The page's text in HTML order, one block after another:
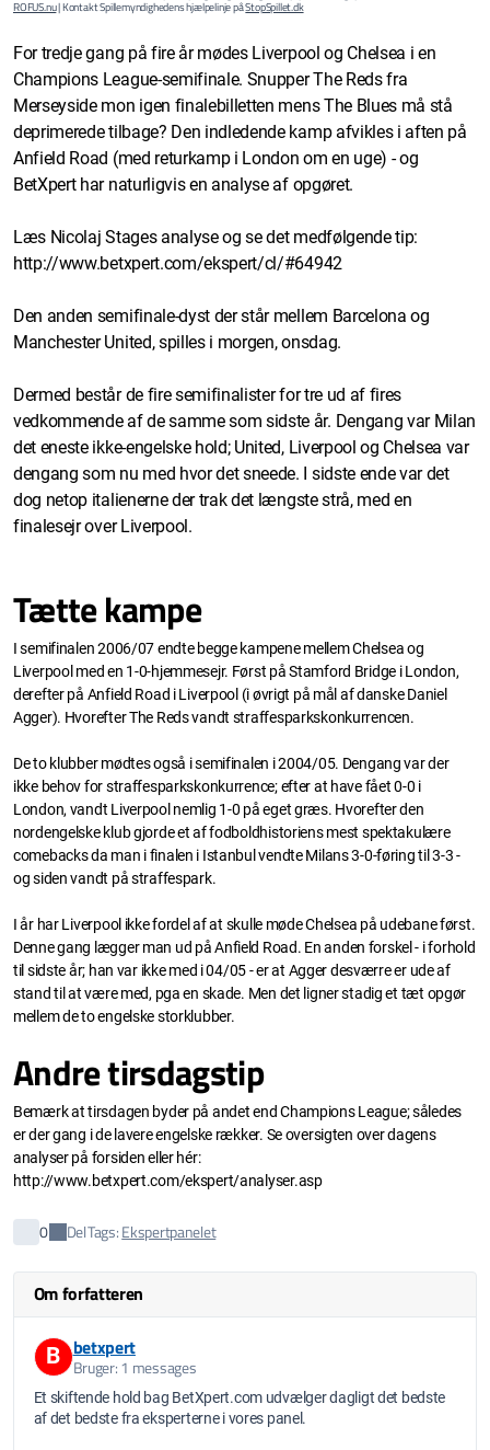
ROFUS.nu| Kontakt Spillemyndighedens hjælpelinje påStopSpillet.dk
For tredje gang på fire år mødes Liverpool og Chelsea i en
Champions League-semifinale. Snupper The Reds fra
Merseyside mon igen finalebilletten mens The Blues må stå
deprimerede tilbage? Den indledende kamp afvikles i aften på
Anfield Road (med returkamp i London om en uge) - og
BetXpert har naturligvis en analyse af opgøret.
Læs Nicolaj Stages analyse og se det medfølgende tip:
http://www.betxpert.com/ekspert/cl/#64942
Den anden semifinale-dyst der står mellem Barcelona og
Manchester United, spilles i morgen, onsdag.
Dermed består de fire semifinalister for tre ud af fires
vedkommende af de samme som sidste år. Dengang var Milan
det eneste ikke-engelske hold; United, Liverpool og Chelsea var
dengang som nu med hvor det sneede. I sidste ende var det
dog netop italienerne der trak det længste strå, med en
finalesejr over Liverpool.
Tætte kampe
I semifinalen 2006/07 endte begge kampene mellem Chelsea og
Liverpool med en 1-0-hjemmesejr. Først på Stamford Bridge i London,
derefter på Anfield Road i Liverpool (i øvrigt på mål af danske Daniel
Agger). Hvorefter The Reds vandt straffesparkskonkurrencen.
De to klubber mødtes også i semifinalen i 2004/05. Dengang var der
ikke behov for straffesparkskonkurrence; efter at have fået 0-0 i
London, vandt Liverpool nemlig 1-0 på eget græs. Hvorefter den
nordengelske klub gjorde et af fodboldhistoriens mest spektakulære
comebacks da man i finalen i Istanbul vendte Milans 3-0-føring til 3-3 -
og siden vandt på straffespark.
I år har Liverpool ikke fordel af at skulle møde Chelsea på udebane først.
Denne gang lægger man ud på Anfield Road. En anden forskel - i forhold
til sidste år; han var ikke med i 04/05 - er at Agger desværre er ude af
stand til at være med, pga en skade. Men det ligner stadig et tæt opgør
mellem de to engelske storklubber.
Andre tirsdagstip
Bemærk at tirsdagen byder på andet end Champions League; således
er der gang i de lavere engelske rækker. Se oversigten over dagens
analyser på forsiden eller hér:
http://www.betxpert.com/ekspert/analyser.asp
0 DelTags:Ekspertpanelet
Om forfatteren
B betxpert
Bruger: 1 messages
Et skiftende hold bag BetXpert.com udvælger dagligt det bedste
af det bedste fra eksperterne i vores panel.